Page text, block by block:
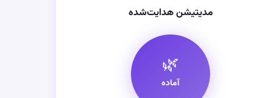
مدیتیشن هدایت‌شده
🌿
آماده